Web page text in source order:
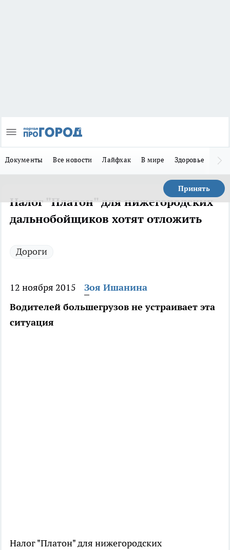
Документы Все новости Лайфхак В мире Здоровье
Принять
Налог "Платон" для нижегородских
дальнобойщиков хотят отложить
Дороги
12 ноября 2015
Зоя Ишанина
Водителей большегрузов не устраивает эта
ситуация
Налог "Платон" для нижегородских